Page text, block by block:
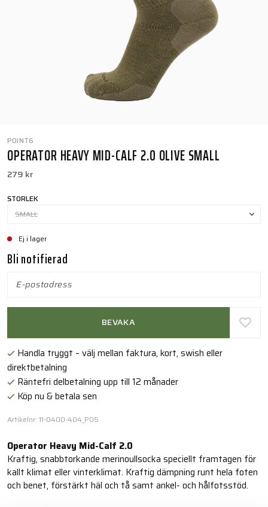
POINT6
OPERATOR HEAVY MID-CALF 2.0 OLIVE SMALL
279 kr
STORLEK
SMALL
Ej i lager
Bli notifierad
BEVAKA
Handla tryggt – välj mellan faktura, kort, swish eller
direktbetalning
Räntefri delbetalning upp till 12 månader
Köp nu & betala sen
Artikelnr: 11-0400-404_P05
Operator Heavy Mid-Calf 2.0
Kraftig, snabbtorkande merinoullsocka speciellt framtagen för
kallt klimat eller vinterklimat. Kraftig dämpning runt hela foten
och benet, förstärkt häl och tå samt ankel- och hålfotsstöd.